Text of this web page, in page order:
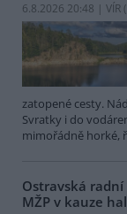
6.8.2026 20:48 | VÍR (
zatopené cesty.
Svratky i do
mimořádně horké,
Ostravská
MŽP v kauze